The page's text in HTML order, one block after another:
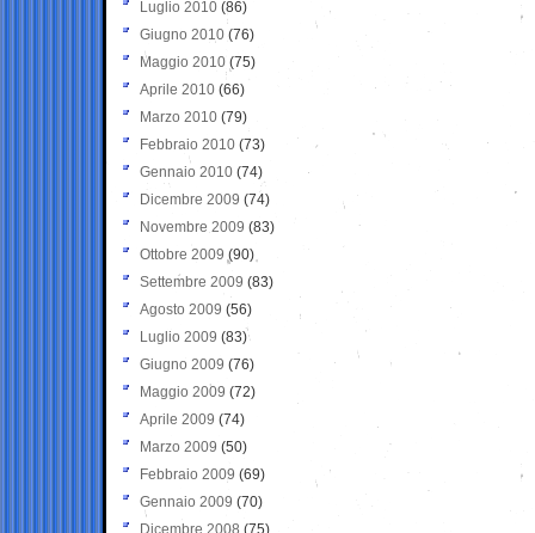
Luglio 2010 (86)
Giugno 2010 (76)
Maggio 2010 (75)
Aprile 2010 (66)
Marzo 2010 (79)
Febbraio 2010 (73)
Gennaio 2010 (74)
Dicembre 2009 (74)
Novembre 2009 (83)
Ottobre 2009 (90)
Settembre 2009 (83)
Agosto 2009 (56)
Luglio 2009 (83)
Giugno 2009 (76)
Maggio 2009 (72)
Aprile 2009 (74)
Marzo 2009 (50)
Febbraio 2009 (69)
Gennaio 2009 (70)
Dicembre 2008 (75)